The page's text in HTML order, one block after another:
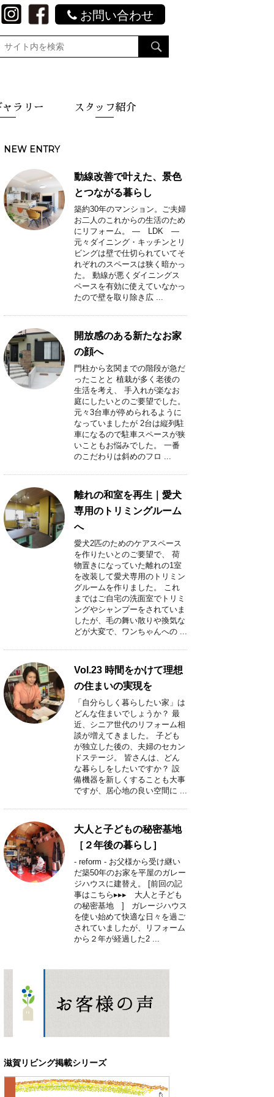
お問い合わせ
ラリー スタッフ紹介
NEW ENTRY
動線改善で叶えた、景色
とつながる暮らし
築約30年のマンション。ご夫婦
お二人のこれからの生活のため
にリフォーム。 ― LDK ―
元々ダイニング・キッチンとリ
ビングは壁で仕切られていてそ
れぞれのスペースは狭く暗かっ
た。 動線が悪くダイニングス
ペースを有効に使えていなかっ
たので壁を取り除き広 ...
開放感のある新たなお家
の顔へ
門柱から玄関までの階段が急だ
ったことと 植栽が多く老後の
生活を考え、 手入れが楽なお
庭にしたいとのご要望でした。
元々3台車が停められるように
なっていましたが 2台は縦列駐
車になるので駐車スペースが狭
いこともお悩みでした。 一番
のこだわりは斜めのフロ ...
離れの和室を再生｜愛犬
専用のトリミングルーム
へ
愛犬2匹のためのケアスペース
を作りたいとのご要望で、 荷
物置きになっていた離れの1室
を改装して愛犬専用のトリミン
グルームを作りました。 これ
まではご自宅の洗面室でトリミ
ングやシャンプーをされていま
したが、毛の舞い散りや換気な
どが大変で、ワンちゃんへの ...
Vol.23 時間をかけて理想
の住まいの実現を
「自分らしく暮らしたい家」は
どんな住まいでしょうか？ 最
近、シニア世代のリフォーム相
談が増えてきました。 子ども
が独立した後の、夫婦のセカン
ドステージ。 皆さんは、どん
な暮らしをしたいですか？ 設
備機器を新しくすることも大事
ですが、居心地の良い空間に ...
大人と子どもの秘密基地
［２年後の暮らし］
- reform - お父様から受け継い
だ築50年のお家を平屋のガレー
ジハウスに建替え。 [前回の記
事はこちら▸▸▸ 大人と子ども
の秘密基地 ] ガレージハウス
を使い始めて快適な日々を過ご
されていましたが、リフォーム
から２年が経過した2 ...
滋賀リビング掲載シリーズ